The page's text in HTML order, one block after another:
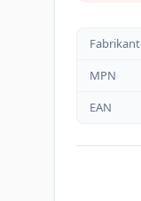
Fabrikant
MPN
EAN